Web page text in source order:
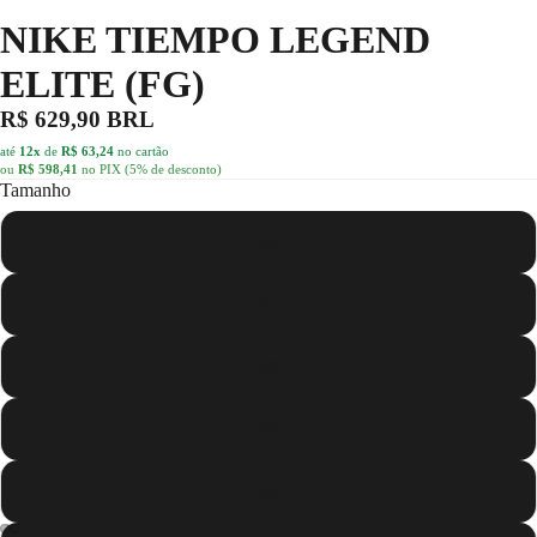
NIKE TIEMPO LEGEND
ELITE (FG)
R$ 629,90 BRL
até 12x de R$ 63,24 no cartão
ou R$ 598,41 no PIX (5% de desconto)
Tamanho